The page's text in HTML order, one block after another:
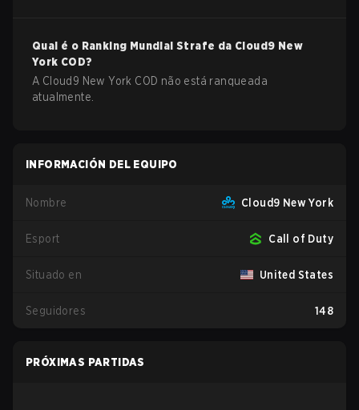
Qual é o Ranking Mundial Strafe da Cloud9 New
York COD?
A Cloud9 New York COD não está ranqueada
atualmente.
INFORMACIÓN DEL EQUIPO
Nombre Cloud9 New York
Esport Call of Duty
Situado en United States
Seguidores 148
PRÓXIMAS PARTIDAS